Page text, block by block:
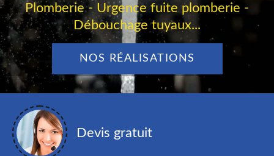
Plomberie - Urgence fuite plomberie -
Débouchage tuyaux...
NOS RÉALISATIONS
Devis gratuit